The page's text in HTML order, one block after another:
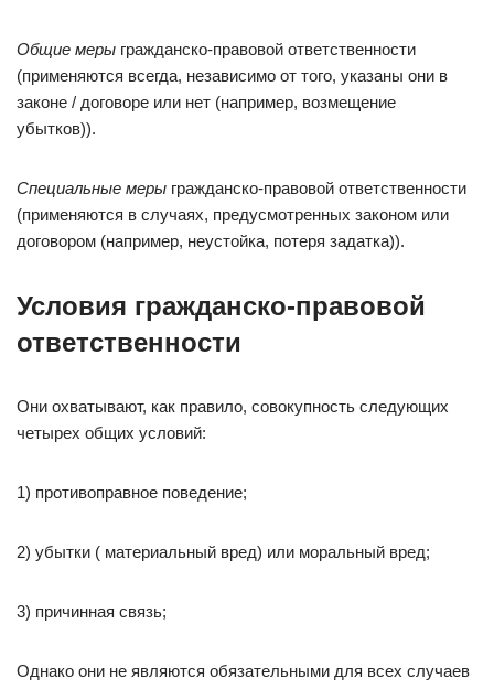
Общие меры гражданско-правовой ответственности
(применяются всегда, независимо от того, указаны они в
законе / договоре или нет (например, возмещение
убытков)).
Специальные меры гражданско-правовой ответственности
(применяются в случаях, предусмотренных законом или
договором (например, неустойка, потеря задатка)).
Условия гражданско-правовой
ответственности
Они охватывают, как правило, совокупность следующих
четырех общих условий:
1) противоправное поведение;
2) убытки ( материальный вред) или моральный вред;
3) причинная связь;
Однако они не являются обязательными для всех случаев